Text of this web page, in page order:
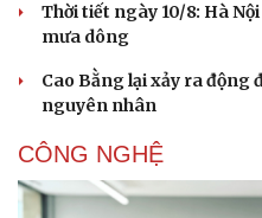
Sức khỏe
Dinh dưỡng - món ngon
Cây thuốc
Sản phụ khoa
Nam khoa
Làm đẹp - giảm cân
Phòng mạch online
Thời tiết ngày 10/8: Hà
mưa dông
Cao Bằng lại xảy ra động
nguyên nhân
CÔNG NGHỆ